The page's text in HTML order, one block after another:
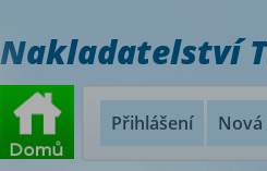
Nakladatelství
Přihlášení